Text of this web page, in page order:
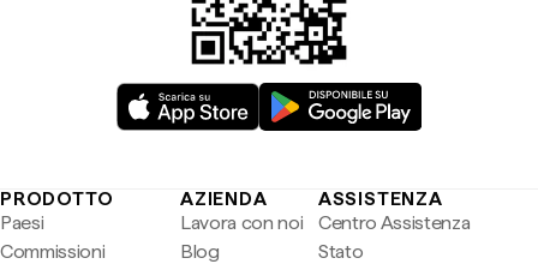
PRODOTTO
Paesi
Commissioni
AZIENDA
Lavora con noi
Blog
ASSISTENZA
Centro Assistenza
Stato